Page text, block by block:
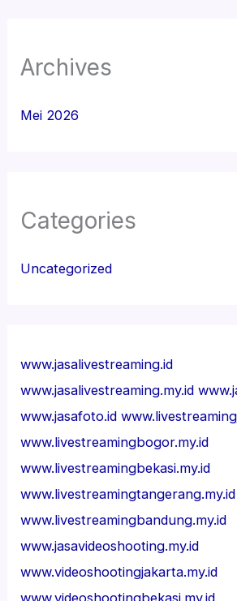
Archives
Mei 2026
Categories
Uncategorized
www.jasalivestreaming.id
www.jasalivestreaming.my.id
www.jasafoto.id
www.livestreamingbogor.my.id
www.livestreamingbekasi.my.id
www.livestreamingtangerang.my.id
www.livestreamingbandung.my.id
www.jasavideoshooting.my.id
www.videoshootingjakarta.my.id